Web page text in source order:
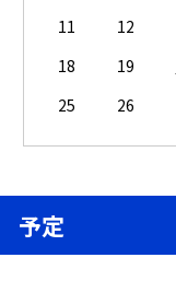
11
12
18
19
25
26
予定